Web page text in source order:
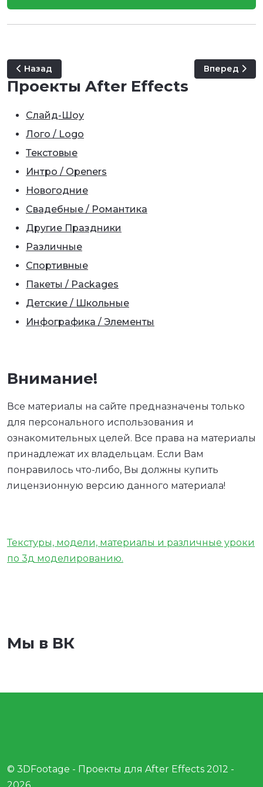
Предыдущий: Happy Birthday
Назад Следующий:
Вперед
Проекты After Effects
Слайд-Шоу
Лого / Logo
Текстовые
Интро / Openers
Новогодние
Свадебные / Романтика
Другие Праздники
Различные
Спортивные
Пакеты / Packages
Детские / Школьные
Инфографика / Элементы
Внимание!
Все материалы на сайте предназначены только
для персонального использования и
ознакомительных целей. Все права на материалы
принадлежат их владельцам. Если Вам
понравилось что-либо, Вы должны купить
лицензионную версию данного материала!
Текстуры, модели, материалы и различные уроки
по 3д моделированию.
Мы в ВК
© 3DFootage - Проекты для After Effects 2012 -